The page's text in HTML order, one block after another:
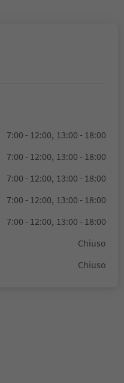
7:00 - 12:00, 13:00 - 18:00
7:00 - 12:00, 13:00 - 18:00
7:00 - 12:00, 13:00 - 18:00
7:00 - 12:00, 13:00 - 18:00
7:00 - 12:00, 13:00 - 18:00
Chiuso
Chiuso